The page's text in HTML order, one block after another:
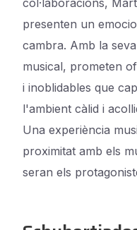
col·laboracions,
presenten un
cambra. Amb la
musical, prometen
i inoblidables que
l'ambient càlid i
Una experiència
proximitat amb els
seran els